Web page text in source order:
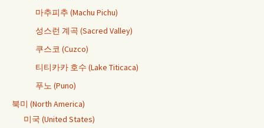
마추피추 (Machu Pichu)
성스런 계곡 (Sacred Valley)
쿠스코 (Cuzco)
티티카카 호수 (Lake Titicaca)
푸노 (Puno)
북미 (North America)
미국 (United States)